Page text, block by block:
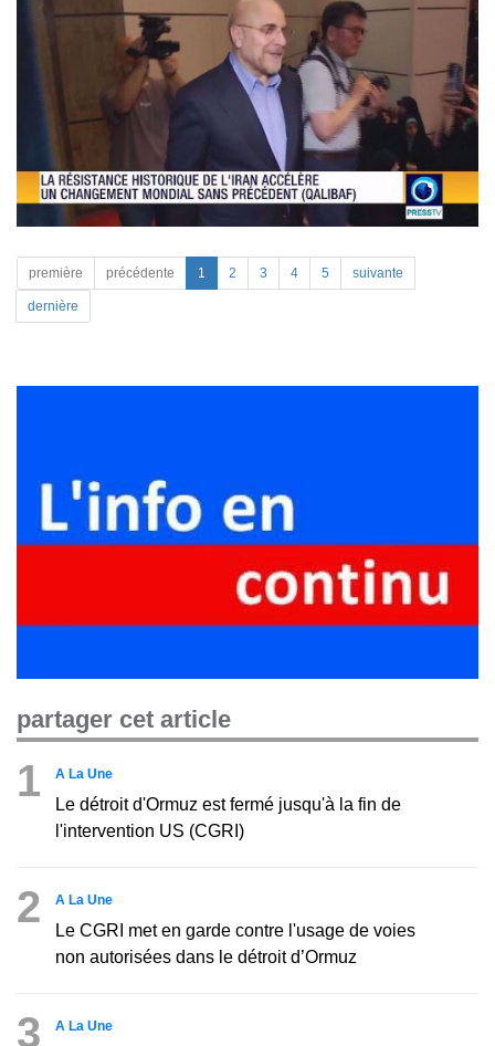
première précédente 1 2 3 4 5 suivante
dernière
partager cet article
1 A La Une
Le détroit d'Ormuz est fermé jusqu'à la fin de
l'intervention US (CGRI)
2 A La Une
Le CGRI met en garde contre l'usage de voies
non autorisées dans le détroit d’Ormuz
3 A La Une